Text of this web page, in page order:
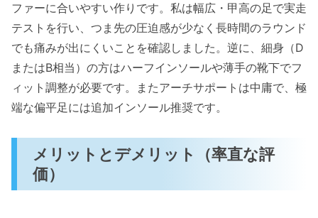
ファーに合いやすい作りです。私は幅広・甲高の足で実走
テストを行い、つま先の圧迫感が少なく長時間のラウンド
でも痛みが出にくいことを確認しました。逆に、細身（D
またはB相当）の方はハーフインソールや薄手の靴下でフ
ィット調整が必要です。またアーチサポートは中庸で、極
端な偏平足には追加インソール推奨です。
メリットとデメリット（率直な評
価）